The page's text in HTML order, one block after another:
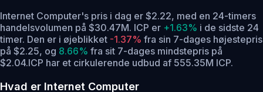
Internet Computer's pris i dag er $2.22, med en 24-timers
handelsvolumen på $30.47M. ICP er +1.63% i de sidste 24
timer. Den er i øjeblikket -1.37% fra sin 7-dages højestepris
på $2.25, og 8.66% fra sit 7-dages mindstepris på
$2.04.ICP har et cirkulerende udbud af 555.35M ICP.
Hvad er Internet Computer